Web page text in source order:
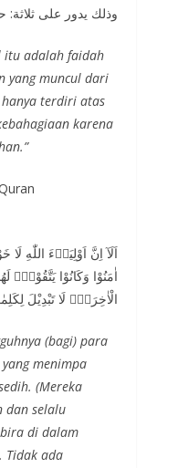
وذلك يدور على
itu adalah faidah
yang muncul dari
terdiri atas
karena
اَلَآ اِنَّ اَوْلِيَاۤءَ اللّٰهِ
اٰمَنُوْا وَكَانُوْا يَتَّقُوْنَۗ
الْاٰخِرَةِۗ لَا تَبْدِيْلَ
(bagi) para
menimpa
(Mereka
dan selalu
di dalam
Tidak ada